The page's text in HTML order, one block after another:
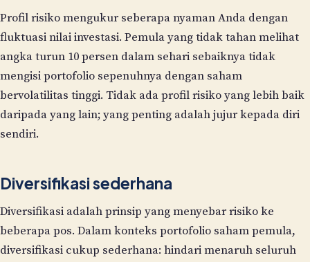
Profil risiko mengukur seberapa nyaman Anda dengan
fluktuasi nilai investasi. Pemula yang tidak tahan melihat
angka turun 10 persen dalam sehari sebaiknya tidak
mengisi portofolio sepenuhnya dengan saham
bervolatilitas tinggi. Tidak ada profil risiko yang lebih baik
daripada yang lain; yang penting adalah jujur kepada diri
sendiri.
Diversifikasi sederhana
Diversifikasi adalah prinsip yang menyebar risiko ke
beberapa pos. Dalam konteks portofolio saham pemula,
diversifikasi cukup sederhana: hindari menaruh seluruh